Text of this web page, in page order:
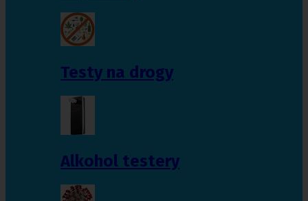
Testy na drogy
Alkohol testery